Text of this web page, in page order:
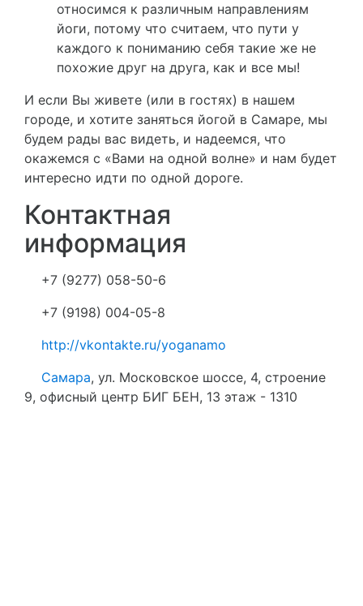
относимся к различным направлениям
йоги, потому что считаем, что пути у
каждого к пониманию себя такие же не
похожие друг на друга, как и все мы!
И если Вы живете (или в гостях) в нашем
городе, и хотите заняться йогой в Самаре, мы
будем рады вас видеть, и надеемся, что
окажемся с «Вами на одной волне» и нам будет
интересно идти по одной дороге.
Контактная
информация
+7 (9277) 058-50-6
+7 (9198) 004-05-8
http://vkontakte.ru/yoganamo
Самара, ул. Московское шоссе, 4, строение
9, офисный центр БИГ БЕН, 13 этаж - 1310